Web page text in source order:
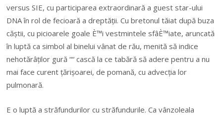
versus SIE, cu participarea extraordinară a guest star-ului
DNA în rol de fecioară a dreptății. Cu bretonul tăiat după buza
căștii, cu picioarele goale È™i vestmintele sfâÈ™iate, aruncată
în luptă ca simbol al binelui vânat de rău, menită să indice
nehotărâților gură ““ cască la ce tabără să adere pentru a nu
mai face curent țărișoarei, de pomană, cu advecția lor
pulmonară.
E o luptă a străfundurilor cu străfundurile. Ca vânzoleala